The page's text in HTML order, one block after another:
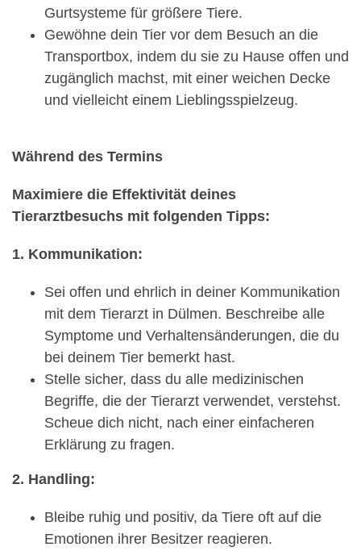
Gurtsysteme für größere Tiere.
Gewöhne dein Tier vor dem Besuch an die
Transportbox, indem du sie zu Hause offen und
zugänglich machst, mit einer weichen Decke
und vielleicht einem Lieblingsspielzeug.
Während des Termins
Maximiere die Effektivität deines
Tierarztbesuchs mit folgenden Tipps:
1. Kommunikation:
Sei offen und ehrlich in deiner Kommunikation
mit dem Tierarzt in Dülmen. Beschreibe alle
Symptome und Verhaltensänderungen, die du
bei deinem Tier bemerkt hast.
Stelle sicher, dass du alle medizinischen
Begriffe, die der Tierarzt verwendet, verstehst.
Scheue dich nicht, nach einer einfacheren
Erklärung zu fragen.
2. Handling:
Bleibe ruhig und positiv, da Tiere oft auf die
Emotionen ihrer Besitzer reagieren.